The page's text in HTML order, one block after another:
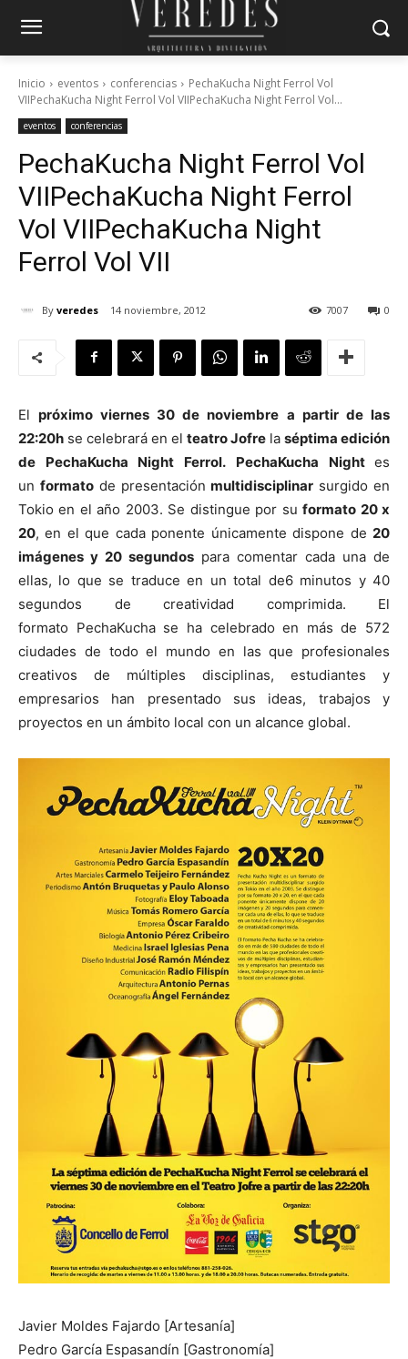
Inicio eventos conferencias
PechaKucha Night Ferrol Vol
VIIPechaKucha Night Ferrol Vol VIIPechaKucha Night Ferrol Vol...
eventos conferencias
PechaKucha Night Ferrol Vol
VIIPechaKucha Night Ferrol
Vol VIIPechaKucha Night
Ferrol Vol VII
By veredes 14 noviembre, 2012 0
7007
El próximo viernes 30 de noviembre a partir de las
22:20h se celebrará en el teatro Jofre la séptima edición
de PechaKucha Night Ferrol.
PechaKucha Night es
un formato de presentación multidisciplinar surgido en
Tokio en el año 2003. Se distingue por suformato 20 x
20, en el que cada ponente únicamente dispone de 20
imágenes y 20 segundos para comentar cada una de
ellas, lo que se traduce en un total de6 minutos y 40
segundos de creatividad comprimida. El
formato PechaKucha se ha celebrado en más de 572
ciudades de todo el mundo en las que profesionales
creativos de múltiples disciplinas, estudiantes y
empresarios han presentado sus ideas, trabajos y
proyectos en un ámbito local con un alcance global.
Javier Moldes Fajardo [Artesanía]
Pedro García Espasandín [Gastronomía]